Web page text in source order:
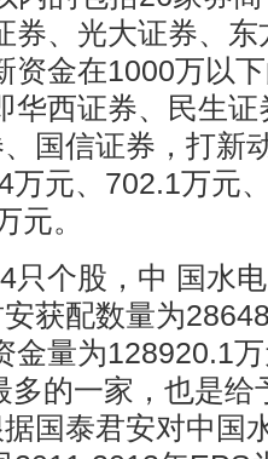
券、光大证券、
资金在1000万以
华西证券、民生
国信证券，打新
万元、702.1万元
元。
只个股，中 国水
获配数量为
金量为128920.1
多的一家，也是给
国泰君安对中国